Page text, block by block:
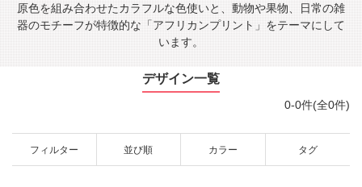
原色を組み合わせたカラフルな色使いと、動物や果物、日常の雑
器のモチーフが特徴的な「アフリカンプリント」をテーマにして
います。
デザイン一覧
0-0件(全0件)
フィルター 並び順 カラー タグ